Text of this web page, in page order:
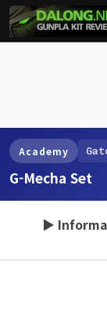
Academy
G-Mecha Set
▶